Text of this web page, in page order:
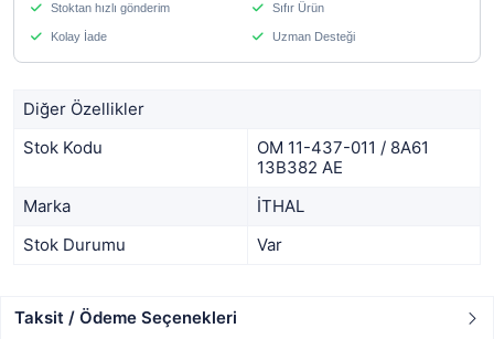
Stoktan hızlı gönderim Sıfır Ürün
Kolay İade Uzman Desteği
Diğer Özellikler
Stok Kodu
OM 11-437-011 / 8A61
13B382 AE
Marka
İTHAL
Stok Durumu
Var
Taksit / Ödeme Seçenekleri